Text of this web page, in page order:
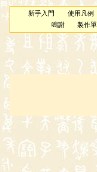
新手入門 使用凡例
鳴謝
製作